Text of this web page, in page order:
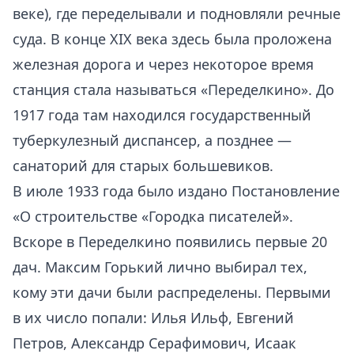
веке), где переделывали и подновляли речные
суда. В конце XIX века здесь была проложена
железная дорога и через некоторое время
станция стала называться «Переделкино». До
1917 года там находился государственный
туберкулезный диспансер, а позднее —
санаторий для старых большевиков.
В июле 1933 года было издано Постановление
«О строительстве «Городка писателей».
Вскоре в Переделкино появились первые 20
дач. Максим Горький лично выбирал тех,
кому эти дачи были распределены. Первыми
в их число попали: Илья Ильф, Евгений
Петров, Александр Серафимович, Исаак